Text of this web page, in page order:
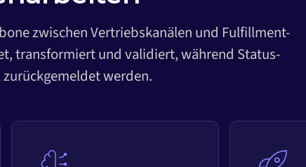
zwischen Vertriebskanälen und Fulfillment-
transformiert und validiert, während Status-
werden.